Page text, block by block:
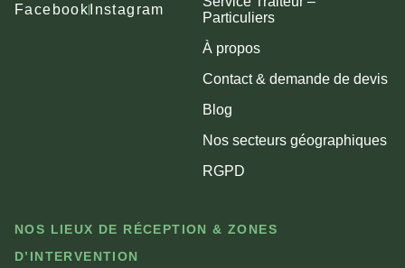
Facebook Instagram
Particuliers
À propos
Contact & demande de devis
Blog
Nos secteurs géographiques
RGPD
NOS LIEUX DE RÉCEPTION & ZONES
D’INTERVENTION